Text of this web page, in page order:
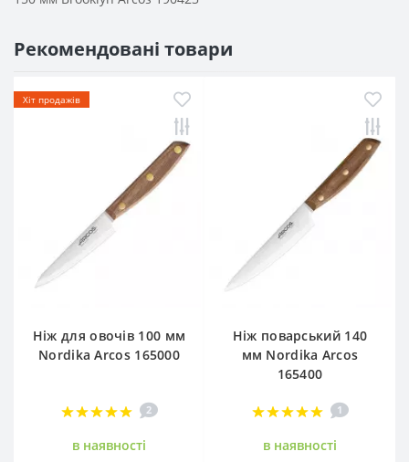
Рекомендовані товари
Хіт продажів
Ніж для овочів 100 мм
Nordika Arcos 165000
2
в наявностi
Ніж поварський 140
мм Nordika Arcos
165400
1
в наявностi